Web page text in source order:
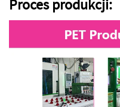
Proces produkcji: